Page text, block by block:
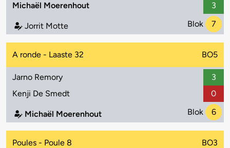
Michaël Moerenhout
3
Jorrit Motte Blok 7
A ronde - Laaste 32 BO5
Jarno Remory
3
Kenji De Smedt
0
Michaël Moerenhout Blok 6
Poules - Poule 8 BO3